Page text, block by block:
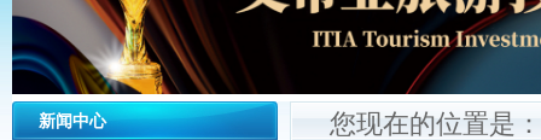
新闻中心 您现在的位置是：